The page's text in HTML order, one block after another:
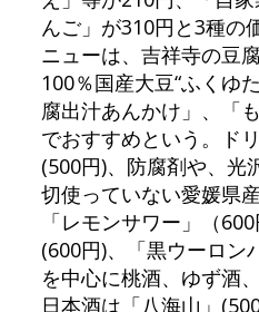
んご」が310円と3種の
ニューは、吉祥寺の豆
100％国産大豆“ふくゆ
腐出汁あんかけ」、「
でおすすめという。ド
(500円)、防腐剤や、光
切使っていない愛媛県
「レモンサワー」（
(600円)、「黒ウーロン
を中心に桃酒、ゆず酒
日本酒は「八海山」